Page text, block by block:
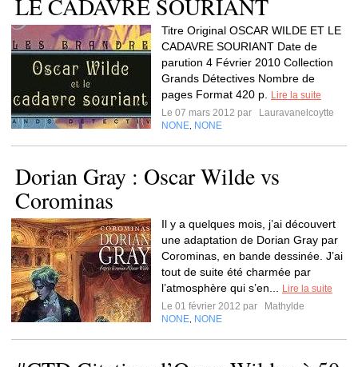
LE CADAVRE SOURIANT
Titre Original OSCAR WILDE ET LE
CADAVRE SOURIANT Date de
parution 4 Février 2010 Collection
Grands Détectives Nombre de
pages Format 420 p.
Lire la suite
Le 07 mars 2012 par
Lauravanelcoytte
NONE NONE
Dorian Gray : Oscar Wilde vs
Corominas
Il y a quelques mois, j’ai découvert
une adaptation de Dorian Gray par
Corominas, en bande dessinée. J’ai
tout de suite été charmée par
l’atmosphère qui s’en...
Lire la suite
Le 01 février 2012 par
Mathylde
NONE NONE